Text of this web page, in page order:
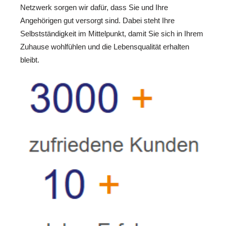
Netzwerk sorgen wir dafür, dass Sie und Ihre
Angehörigen gut versorgt sind. Dabei steht Ihre
Selbstständigkeit im Mittelpunkt, damit Sie sich in Ihrem
Zuhause wohlfühlen und die Lebensqualität erhalten
bleibt.